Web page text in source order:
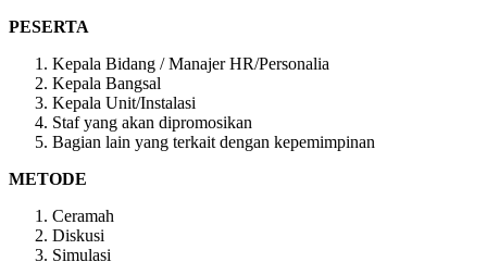
PESERTA
Kepala Bidang / Manajer HR/Personalia
Kepala Bangsal
Kepala Unit/Instalasi
Staf yang akan dipromosikan
Bagian lain yang terkait dengan kepemimpinan
METODE
Ceramah
Diskusi
Simulasi